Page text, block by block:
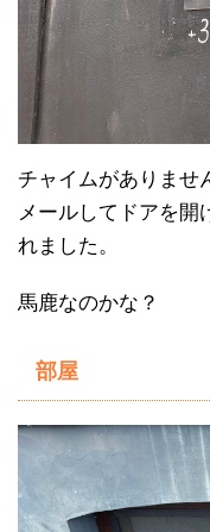
チャイムがありませ
メールしてドアを開
れました。
馬鹿なのかな？
部屋